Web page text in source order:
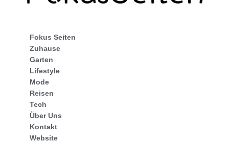
Fokus Seiten
Zuhause
Garten
Lifestyle
Mode
Reisen
Tech
Über Uns
Kontakt
Website